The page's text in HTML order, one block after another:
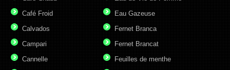
Café Froid
Calvados
Campari
Cannelle
Eau Gazeuse
Fernet Branca
Fernet Brancat
Feuilles de menthe